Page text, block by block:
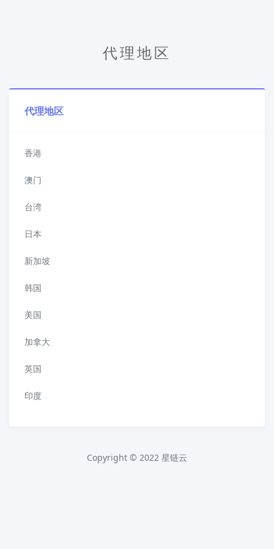
代理地区
代理地区
香港
澳门
台湾
日本
新加坡
韩国
美国
加拿大
英国
印度
Copyright © 2022 星链云